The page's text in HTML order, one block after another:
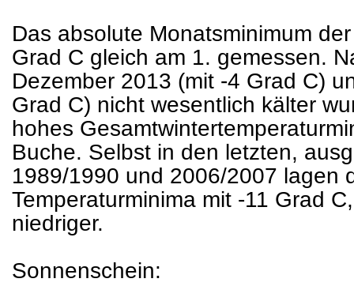
Das absolute Monatsminimum
Grad C gleich am 1. gemessen.
Dezember 2013 (mit -4 Grad C)
Grad C) nicht wesentlich kälter
hohes
Buche. Selbst in den letzten,
1989/1990 und 2006/2007 lagen
Temperaturminima mit -11 Grad
niedriger.
Sonnenschein: